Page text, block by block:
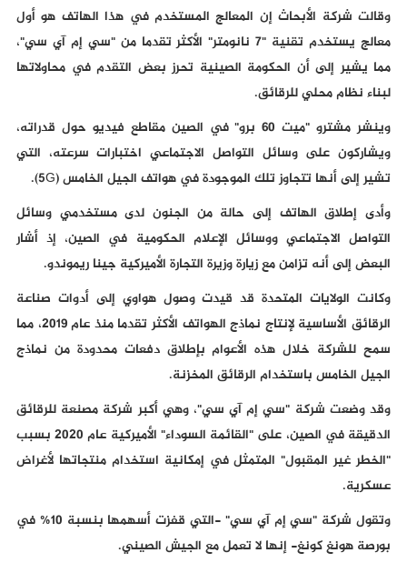
وقالت شركة الأبحاث إن المعالج المستخدم في هذا الهاتف هو أول
معالج يستخدم تقنية "7 نانومتر" الأكثر تقدما من "سي إم آي سي"،
مما يشير إلى أن الحكومة الصينية تحرز بعض التقدم في محاولاتها
لبناء نظام محلي للرقائق.
وينشر مشترو "ميت 60 برو" في الصين مقاطع فيديو حول قدراته،
ويشاركون على وسائل التواصل الاجتماعي اختبارات سرعته، التي
تشير إلى أنها تتجاوز تلك الموجودة في هواتف الجيل الخامس (5G).
وأدى إطلاق الهاتف إلى حالة من الجنون لدى مستخدمي وسائل
التواصل الاجتماعي ووسائل الإعلام الحكومية في الصين، إذ أشار
البعض إلى أنه تزامن مع زيارة وزيرة التجارة الأميركية جينا ريموندو.
وكانت الولايات المتحدة قد قيدت وصول هواوي إلى أدوات صناعة
الرقائق الأساسية لإنتاج نماذج الهواتف الأكثر تقدما منذ عام 2019، مما
سمح للشركة خلال هذه الأعوام بإطلاق دفعات محدودة من نماذج
الجيل الخامس باستخدام الرقائق المخزنة.
وقد وضعت شركة "سي إم آي سي"، وهي أكبر شركة مصنعة للرقائق
الدقيقة في الصين، على "القائمة السوداء" الأميركية عام 2020 بسبب
"الخطر غير المقبول" المتمثل في إمكانية استخدام منتجاتها لأغراض
عسكرية.
وتقول شركة "سي إم آي سي" -التي قفزت أسهمها بنسبة 10% في
بورصة هونغ كونغ- إنها لا تعمل مع الجيش الصيني.